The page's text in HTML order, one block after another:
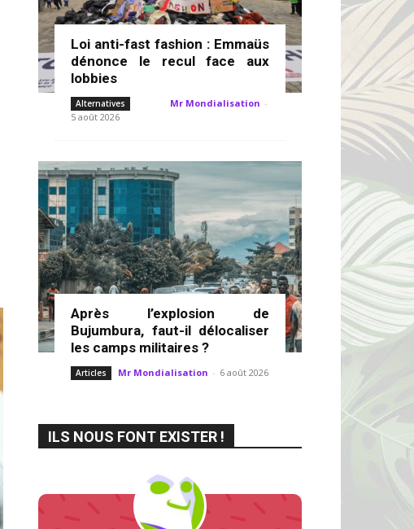
Loi anti-fast fashion : Emmaüs
dénonce le recul face aux
lobbies
Alternatives Mr Mondialisation -
5 août 2026
Après l’explosion de
Bujumbura, faut-il délocaliser
les camps militaires ?
Articles Mr Mondialisation - 6 août 2026
ILS NOUS FONT EXISTER !